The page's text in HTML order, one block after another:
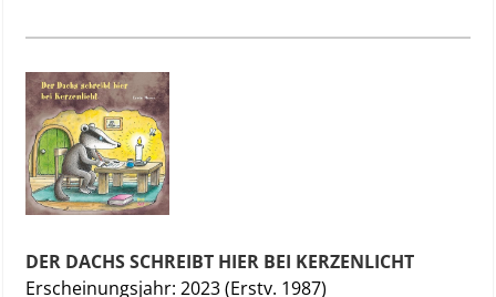
DER DACHS SCHREIBT HIER BEI KERZENLICHT
Erscheinungsjahr: 2023 (Erstv. 1987)